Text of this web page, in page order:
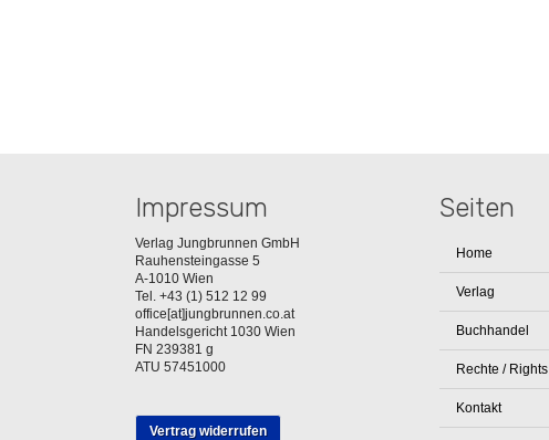
Impressum
Verlag Jungbrunnen GmbH
Rauhensteingasse 5
A-1010 Wien
Tel. +43 (1) 512 12 99
office[at]jungbrunnen.co.at
Handelsgericht 1030 Wien
FN 239381 g
ATU 57451000
Vertrag widerrufen
Seiten
Home
Verlag
Buchhandel
Rechte / Rights
Kontakt